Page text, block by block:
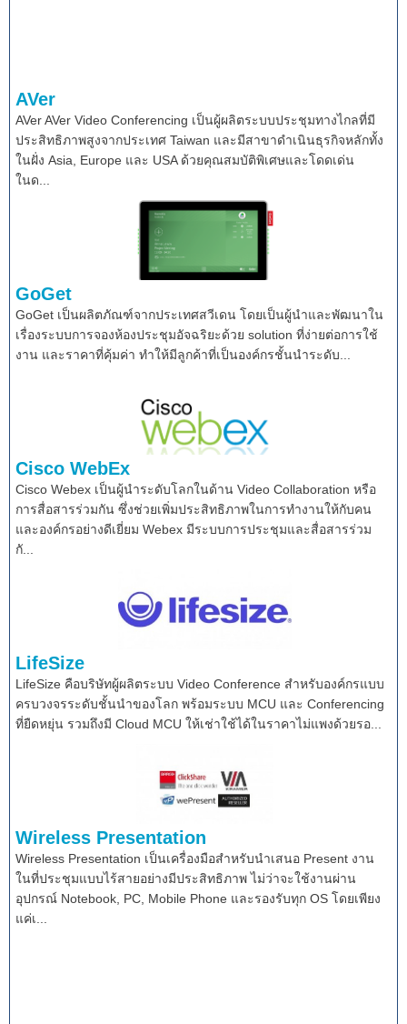
AVer
AVer AVer Video Conferencing เป็นผู้ผลิตระบบประชุมทางไกลที่มี
ประสิทธิภาพสูงจากประเทศ Taiwan และมีสาขาดำเนินธุรกิจหลักทั้ง
ในฝั่ง Asia, Europe และ USA ด้วยคุณสมบัติพิเศษและโดดเด่น
ในด...
GoGet
GoGet เป็นผลิตภัณฑ์จากประเทศสวีเดน โดยเป็นผู้นำและพัฒนาใน
เรื่องระบบการจองห้องประชุมอัจฉริยะด้วย solution ที่ง่ายต่อการใช้
งาน และราคาที่คุ้มค่า ทำให้มีลูกค้าที่เป็นองค์กรชั้นนำระดับ...
Cisco WebEx
Cisco Webex เป็นผู้นำระดับโลกในด้าน Video Collaboration หรือ
การสื่อสารร่วมกัน ซึ่งช่วยเพิ่มประสิทธิภาพในการทำงานให้กับคน
และองค์กรอย่างดีเยี่ยม Webex มีระบบการประชุมและสื่อสารร่วม
กั...
LifeSize
LifeSize คือบริษัทผู้ผลิตระบบ Video Conference สำหรับองค์กรแบบ
ครบวงจรระดับชั้นนำของโลก พร้อมระบบ MCU และ Conferencing
ที่ยืดหยุ่น รวมถึงมี Cloud MCU ให้เช่าใช้ได้ในราคาไม่แพงด้วยรอ...
Wireless Presentation
Wireless Presentation เป็นเครื่องมือสำหรับนำเสนอ Present งาน
ในที่ประชุมแบบไร้สายอย่างมีประสิทธิภาพ ไม่ว่าจะใช้งานผ่าน
อุปกรณ์ Notebook, PC, Mobile Phone และรองรับทุก OS โดยเพียง
แค่เ...